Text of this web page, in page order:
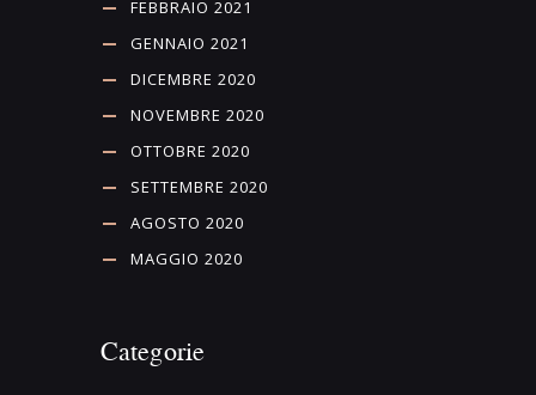
FEBBRAIO 2021
GENNAIO 2021
DICEMBRE 2020
NOVEMBRE 2020
OTTOBRE 2020
SETTEMBRE 2020
AGOSTO 2020
MAGGIO 2020
Categorie